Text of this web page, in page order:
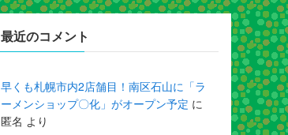
最近のコメント
早くも札幌市内2店舗目！南区石山に「ラ
ーメンショップ〇化」がオープン予定 に
匿名 より